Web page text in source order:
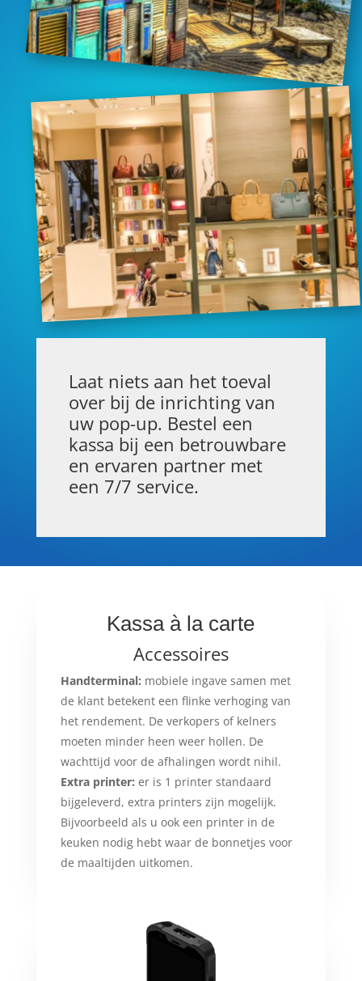
Laat niets aan het toeval
over bij de inrichting van
uw pop-up. Bestel een
kassa bij een betrouwbare
en ervaren partner met
een 7/7 service.
Kassa à la carte
Accessoires
Handterminal: mobiele ingave samen met
de klant betekent een flinke verhoging van
het rendement. De verkopers of kelners
moeten minder heen weer hollen. De
wachttijd voor de afhalingen wordt nihil.
Extra printer: er is 1 printer standaard
bijgeleverd, extra printers zijn mogelijk.
Bijvoorbeeld als u ook een printer in de
keuken nodig hebt waar de bonnetjes voor
de maaltijden uitkomen.